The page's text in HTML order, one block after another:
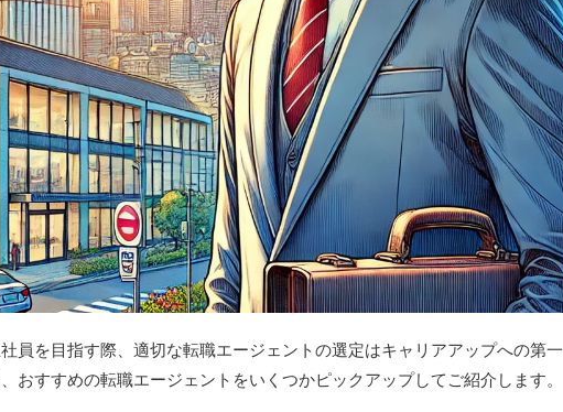
員を目指す際、適切な転職エージェントの選定はキャリアアップへの第一
おすすめの転職エージェントをいくつかピックアップしてご紹介します。